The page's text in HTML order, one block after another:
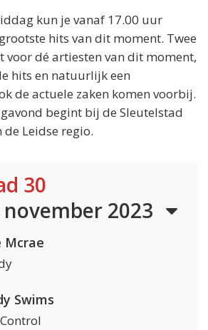
kun je vanaf 17.00 uur
hits van dit moment. Twee
voor dé artiesten van dit moment,
hits en natuurlijk een
de actuele zaken komen voorbij.
begint bij de Sleutelstad
Leidse regio.
30
november 2023
Mcrae
Swims